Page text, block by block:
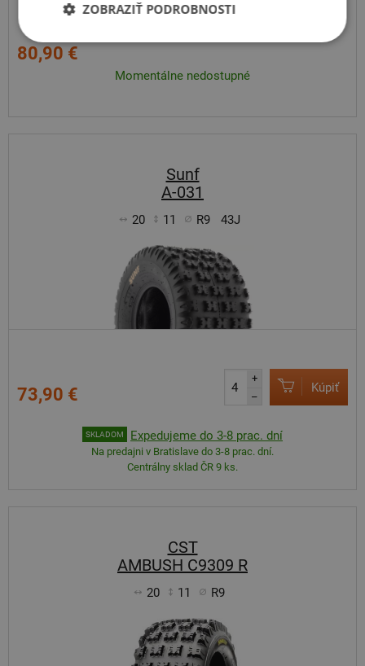
80,90 €
Momentálne nedostupné
Sunf
A-031
20 11 R9 43J
73,90 €
+
–
Kúpiť
SKLADOM Expedujeme do 3-8 prac. dní
Na predajni v Bratislave do 3-8 prac. dní.
Centrálny sklad ČR 9 ks.
CST
AMBUSH C9309 R
20 11 R9
ZOBRAZIŤ PODROBNOSTI